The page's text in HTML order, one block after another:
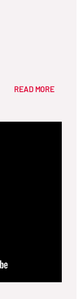
READ MORE